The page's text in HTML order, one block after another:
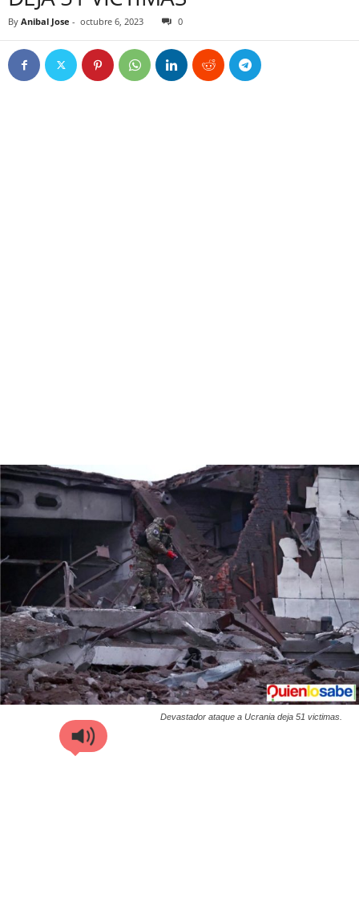
By Anibal Jose - octubre 6, 2023 0
Devastador ataque a Ucrania deja 51 victimas.